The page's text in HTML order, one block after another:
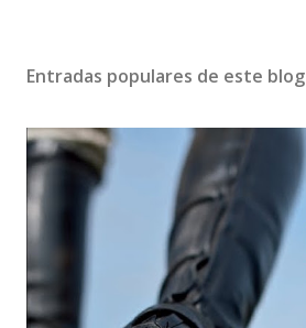
Entradas populares de este blog